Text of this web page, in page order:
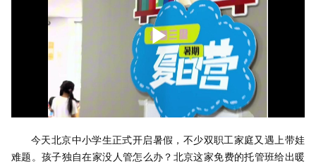
今天北京中小学生正式开启暑假，不少双职工家庭又遇上带娃
难题。孩子独自在家没人管怎么办？北京这家免费的托管班给出暖